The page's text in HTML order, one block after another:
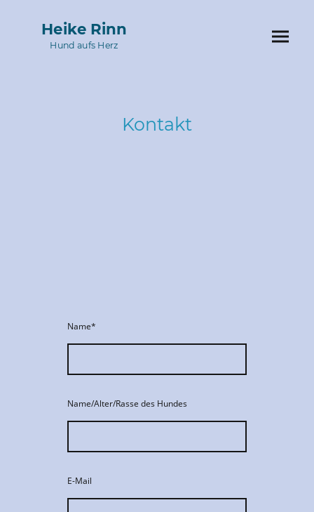
Heike Rinn
Hund aufs Herz
Kontakt
Name*
Name/Alter/Rasse des Hundes
E-Mail